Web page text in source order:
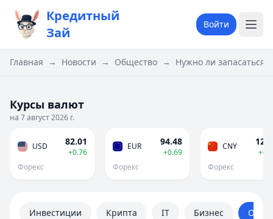
Кредитный
Зай
Войти
Главная → Новости → Общество → Нужно ли запасаться
Курсы валют
на 7 август 2026 г.
USD 82.01
+0.76
Форекс
EUR 94.48
+0.69
Форекс
CNY
Форекс
Инвестиции Крипта IT Бизнес